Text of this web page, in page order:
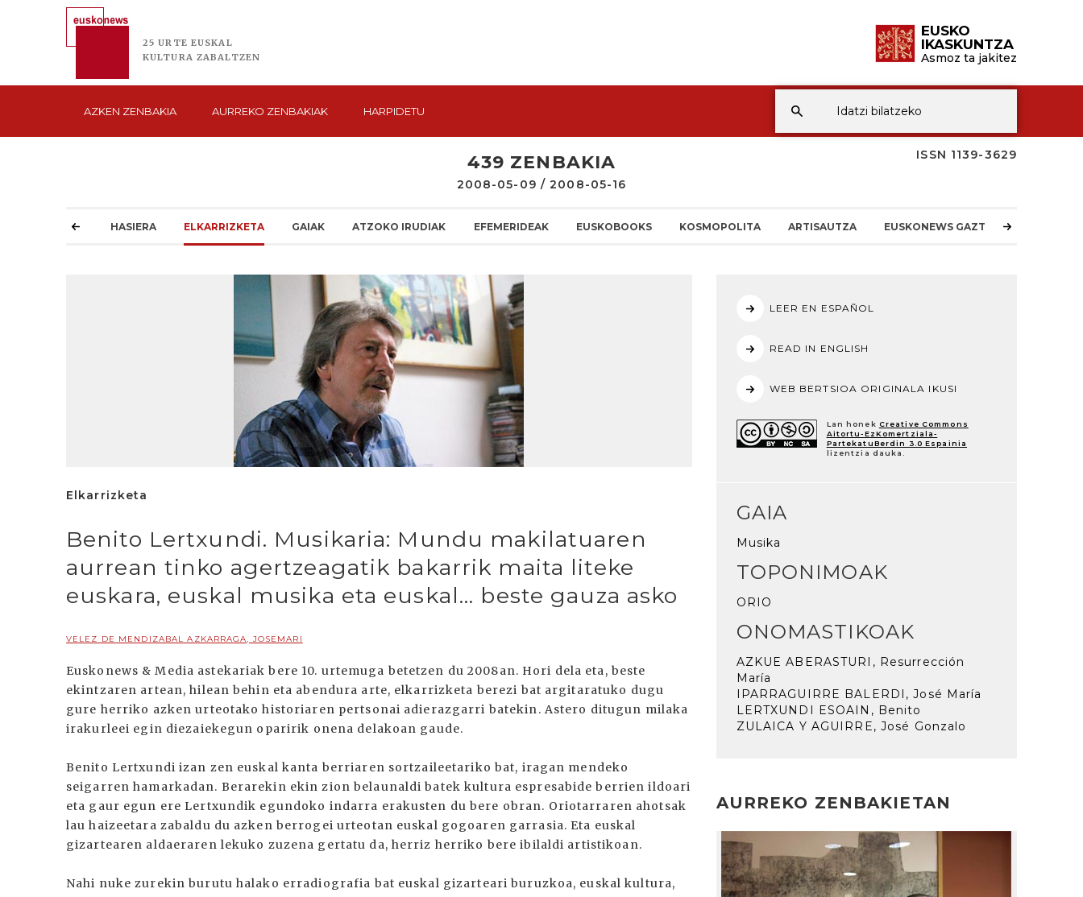
25 URTE EUSKAL
KULTURA ZABALTZEN
EUSKO
IKASKUNTZA
Asmoz ta jakitez
AZKEN ZENBAKIA AURREKO ZENBAKIAK HARPIDETU
ISSN 1139-3629
439 ZENBAKIA
2008-05-09 / 2008-05-16
HASIERA ELKARRIZKETA GAIAK ATZOKO IRUDIAK EFEMERIDEAK EUSKOBOOKS KOSMOPOLITA ARTISAUTZA EUSKONEWS GAZTEA
Elkarrizketa
Benito Lertxundi. Musikaria: Mundu makilatuaren
aurrean tinko agertzeagatik bakarrik maita liteke
euskara, euskal musika eta euskal... beste gauza asko
VELEZ DE MENDIZABAL AZKARRAGA, JOSEMARI
Euskonews & Media astekariak bere 10. urtemuga betetzen du 2008an. Hori dela eta, beste
ekintzaren artean, hilean behin eta abendura arte, elkarrizketa berezi bat argitaratuko dugu
gure herriko azken urteotako historiaren pertsonai adierazgarri batekin. Astero ditugun milaka
irakurleei egin diezaiekegun oparirik onena delakoan gaude.
Benito Lertxundi izan zen euskal kanta berriaren sortzaileetariko bat, iragan mendeko
seigarren hamarkadan. Berarekin ekin zion belaunaldi batek kultura espresabide berrien ildoari
eta gaur egun ere Lertxundik egundoko indarra erakusten du bere obran. Oriotarraren ahotsak
lau haizeetara zabaldu du azken berrogei urteotan euskal gogoaren garrasia. Eta euskal
gizartearen aldaeraren lekuko zuzena gertatu da, herriz herriko bere ibilaldi artistikoan.
Nahi nuke zurekin burutu halako erradiografia bat euskal gizarteari buruzkoa, euskal kultura,
LEER EN ESPAÑOL
READ IN ENGLISH
WEB BERTSIOA ORIGINALA IKUSI
Lan honek Creative Commons
Aitortu-EzKomertziala-
PartekatuBerdin 3.0 Espainia
lizentzia dauka.
GAIA
Musika
TOPONIMOAK
ORIO
ONOMASTIKOAK
AZKUE ABERASTURI, Resurrección
María
IPARRAGUIRRE BALERDI, José María
LERTXUNDI ESOAIN, Benito
ZULAICA Y AGUIRRE, José Gonzalo
AURREKO ZENBAKIETAN
Irakurri